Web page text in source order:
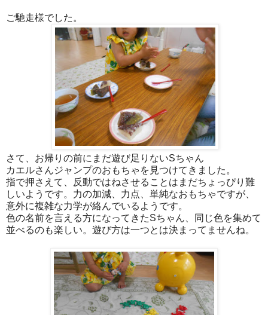
ご馳走様でした。
さて、お帰りの前にまだ遊び足りないSちゃん
カエルさんジャンプのおもちゃを見つけてきました。
指で押さえて、反動ではねさせることはまだちょっぴり難
しいようです。力の加減、力点、単純なおもちゃですが、
意外に複雑な力学が絡んでいるようです。
色の名前を言える方になってきたSちゃん、同じ色を集めて
並べるのも楽しい。遊び方は一つとは決まってませんね。